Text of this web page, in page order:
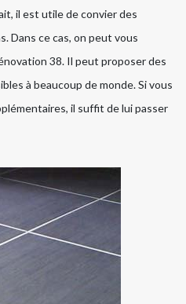
il est utile de convier des
Dans ce cas, on peut vous
38. Il peut proposer des
à beaucoup de monde. Si vous
il suffit de lui passer